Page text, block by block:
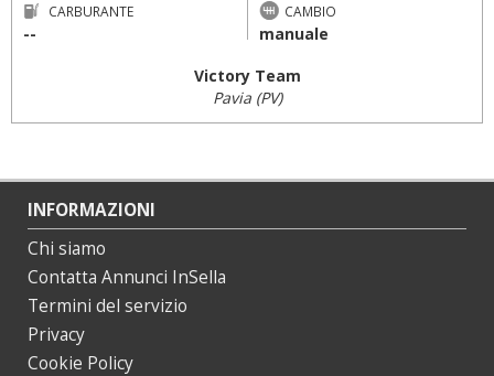
CARBURANTE
--
CAMBIO
manuale
Victory Team
Pavia (PV)
INFORMAZIONI
Chi siamo
Contatta Annunci InSella
Termini del servizio
Privacy
Cookie Policy